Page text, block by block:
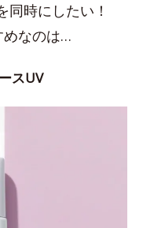
同時にしたい！
めなのは…
スUV